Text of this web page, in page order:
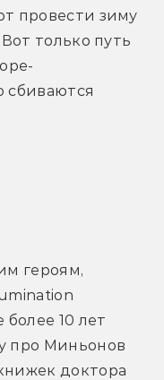
провести зиму
только путь
сбиваются
героям,
10 лет
про Миньонов
доктора